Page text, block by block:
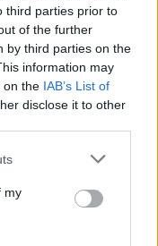
third parties prior to
of the further
by third parties on the
information may
on the IAB’s List of
disclose it to other
my
:
:
Brasil